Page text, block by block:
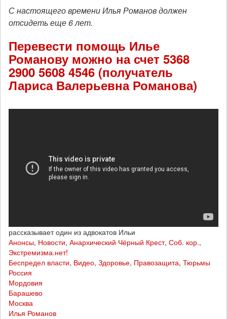
С настоящего времени Илья Романов должен
отсидеть еще 6 лет.
Перевести помощь Илье
Романову можно на счет 5368
2900 5608 4546 (получатель
Лариса Валерьевна Романова)
рассказывает один из адвокатов Ильи
Анонсы, Новости, Анархический Чёрный Крест, Соб. кор.,
Экстремизма.нет!
Беспредел власти, Видео, Здоровье, Правозащита, Тюрьмы
Россия
Мордовия
Барашево
Москва
Илья Романов